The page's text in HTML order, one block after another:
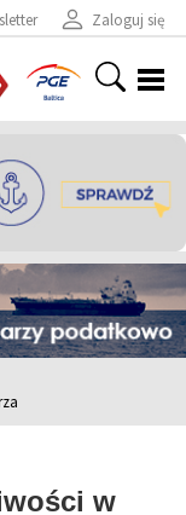
Zaloguj się
w